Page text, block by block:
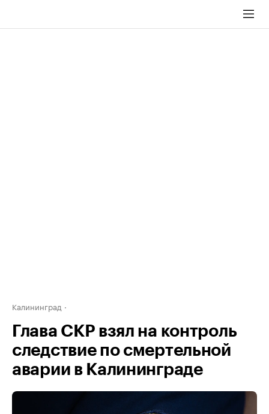
Калининград
Глава СКР взял на контроль
следствие по смертельной
аварии в Калининграде